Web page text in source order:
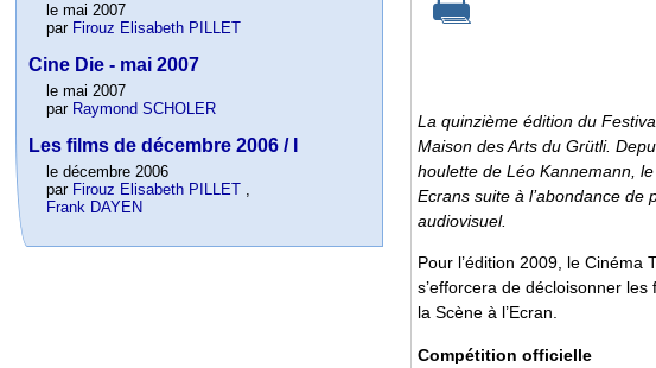
La quinzième édition du
Maison des Arts du Grütli.
houlette de Léo Kannemann,
Ecrans suite à l’abondance
audiovisuel.
Pour l’édition 2009, le Cinéma
s’efforcera de décloisonner
la Scène à l’Ecran.
Compétition officielle
le mai 2007
par Firouz Elisabeth PILLET
Cine Die - mai 2007
le mai 2007
par Raymond SCHOLER
Les films de décembre 2006 / I
le décembre 2006
par Firouz Elisabeth PILLET ,
Frank DAYEN